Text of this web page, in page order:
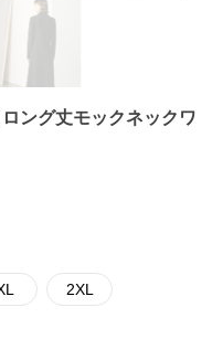
ング丈モックネックワ
2XL